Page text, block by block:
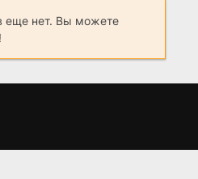
еще нет. Вы можете
Цеппелин